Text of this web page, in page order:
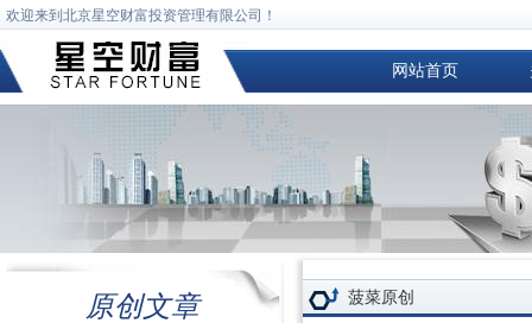
欢迎来到北京星空财富投资管理有限公司！
网站首页
原创文章 菠菜原创